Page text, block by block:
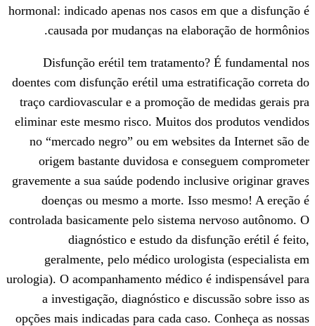
hormonal: indicado apenas nos casos em
causada por mudanças na
Disfunção erétil tem tratamento?
doentes com disfunção erétil uma
traço cardiovascular e a promoção de
eliminar este mesmo risco. Muitos dos
no “mercado negro” ou em websites
origem bastante duvidosa e
gravemente a sua saúde podendo
doenças ou mesmo a morte. Isso
controlada basicamente pelo sistema
diagnóstico e estudo da
geralmente, pelo médico
urologia). O acompanhamento médico é
a investigação, diagnóstico e
opções mais indicadas para cada caso.